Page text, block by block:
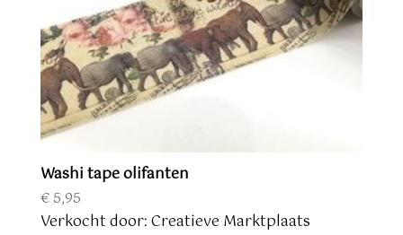
Washi tape olifanten
€5,95
Verkocht door: Creatieve Marktplaats